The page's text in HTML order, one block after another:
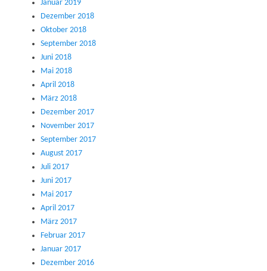
Januar 2019
Dezember 2018
Oktober 2018
September 2018
Juni 2018
Mai 2018
April 2018
März 2018
Dezember 2017
November 2017
September 2017
August 2017
Juli 2017
Juni 2017
Mai 2017
April 2017
März 2017
Februar 2017
Januar 2017
Dezember 2016